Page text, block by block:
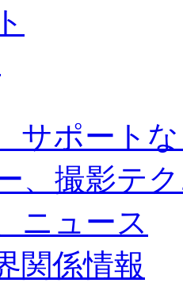
サポート
、撮影テ
ニュース
関係情報